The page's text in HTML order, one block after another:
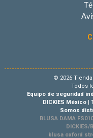
© 2026
Todos
Equipo de seguridad
DICKIES México|
Somos
BLUSA DAMA
blusa oxford